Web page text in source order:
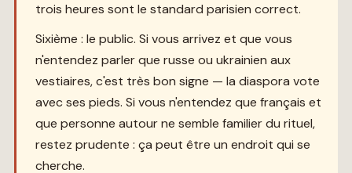
trois heures sont le standard parisien correct.
Sixième : le public. Si vous arrivez et que vous
n'entendez parler que russe ou ukrainien aux
vestiaires, c'est très bon signe — la diaspora vote
avec ses pieds. Si vous n'entendez que français et
que personne autour ne semble familier du rituel,
restez prudente : ça peut être un endroit qui se
cherche.